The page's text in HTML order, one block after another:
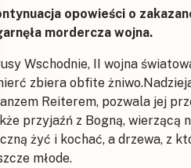
opowieści o
mordercza wojna.
Wschodnie, II wojna
zbiera obfite
Reiterem, pozwala jej
przyjaźń z Bogną, wierzącą
żyć i kochać, a drzewa, z
młode.